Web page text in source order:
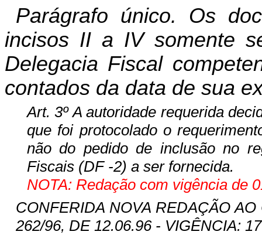
Parágrafo único. Os
incisos II a IV somente
Delegacia Fiscal
contados da data de sua
Art. 3º A autoridade requerida
que foi protocolado o
não do pedido de inclusão no
Fiscais (DF -2) a ser fornecida.
NOTA: Redação com vigência de
CONFERIDA NOVA REDAÇÃO AO
262/96, DE 12.06.96 - VIGÊNCIA: